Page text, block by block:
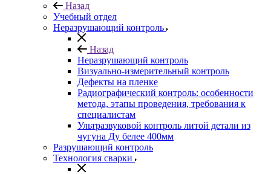
Назад
Учебный отдел
Неразрушающий контроль
Назад
Неразрушающий контроль
Визуально-измерительный контроль
Дефекты на пленке
Радиографический контроль: особенности
метода, этапы проведения, требования к
специалистам
Ультразвуковой контроль литой детали из
чугуна Ду белее 400мм
Разрушающий контроль
Технология сварки